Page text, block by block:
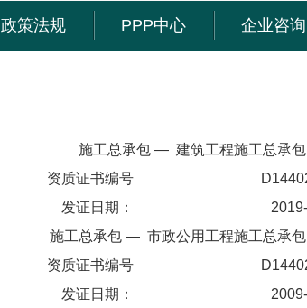
施工总承包 — 建筑工程施工总承包
资质证书编号
发证日期：
施工总承包 — 市政公用工程施工总承包
资质证书编号
发证日期：
政策法规 PPP中心 企业咨询